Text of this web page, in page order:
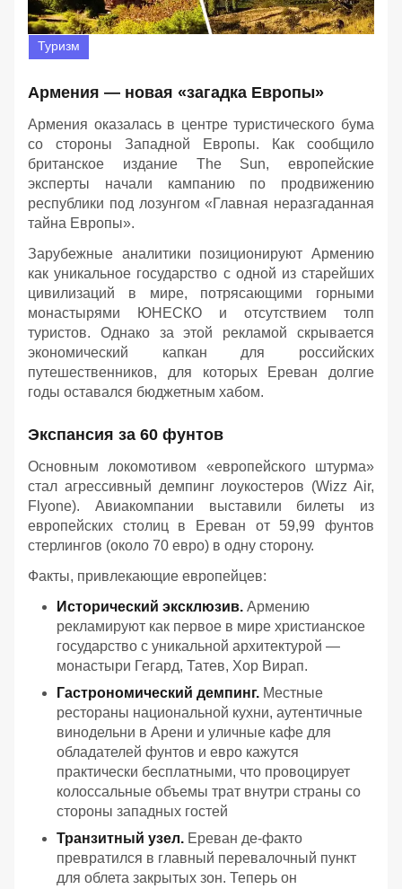
Туризм
Армения — новая «загадка Европы»
Армения оказалась в центре туристического бума
со стороны Западной Европы. Как сообщило
британское издание The Sun, европейские
эксперты начали кампанию по продвижению
республики под лозунгом «Главная неразгаданная
тайна Европы».
Зарубежные аналитики позиционируют Армению
как уникальное государство с одной из старейших
цивилизаций в мире, потрясающими горными
монастырями ЮНЕСКО и отсутствием толп
туристов. Однако за этой рекламой скрывается
экономический капкан для российских
путешественников, для которых Ереван долгие
годы оставался бюджетным хабом.
Экспансия за 60 фунтов
Основным локомотивом «европейского штурма»
стал агрессивный демпинг лоукостеров (Wizz Air,
Flyone). Авиакомпании выставили билеты из
европейских столиц в Ереван от 59,99 фунтов
стерлингов (около 70 евро) в одну сторону.
Факты, привлекающие европейцев:
Исторический эксклюзив. Армению
рекламируют как первое в мире христианское
государство с уникальной архитектурой —
монастыри Гегард, Татев, Хор Вирап.
Гастрономический демпинг. Местные
рестораны национальной кухни, аутентичные
винодельни в Арени и уличные кафе для
обладателей фунтов и евро кажутся
практически бесплатными, что провоцирует
колоссальные объемы трат внутри страны со
стороны западных гостей
Транзитный узел. Ереван де-факто
превратился в главный перевалочный пункт
для облета закрытых зон. Теперь он